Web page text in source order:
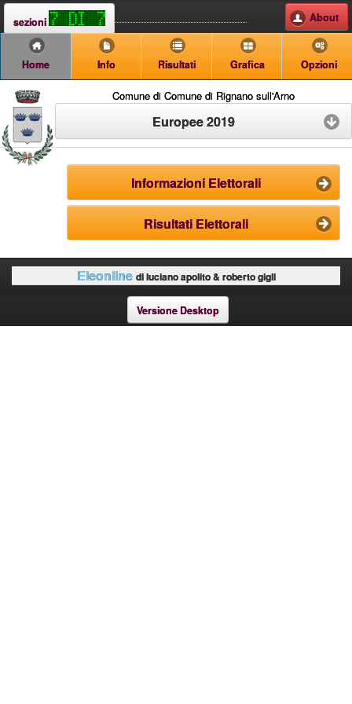
sezioni About
Home Info Risultati Grafica Opzioni
Comune di Comune di Rignano sull'Arno
Europee 2019
Informazioni Elettorali
Risultati Elettorali
Eleonline di luciano apolito & roberto gigli
Versione Desktop